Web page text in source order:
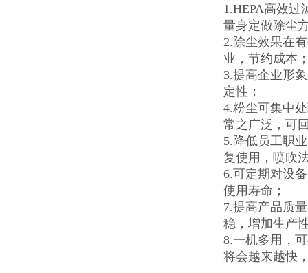
1.HEPA高效
量身定做除尘
2.除尘效果在
业，节约成本
3.提高企业形
定性；
4.粉尘可集中
常之广泛，可
5.降低员工职
复使用，喷吹
6.可定期对设
使用寿命；
7.提高产品质
稳，增加生产
8.一机多用，
将会越来越快